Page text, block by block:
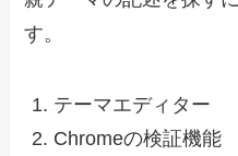
す。
テーマエディター
Chromeの検証機能